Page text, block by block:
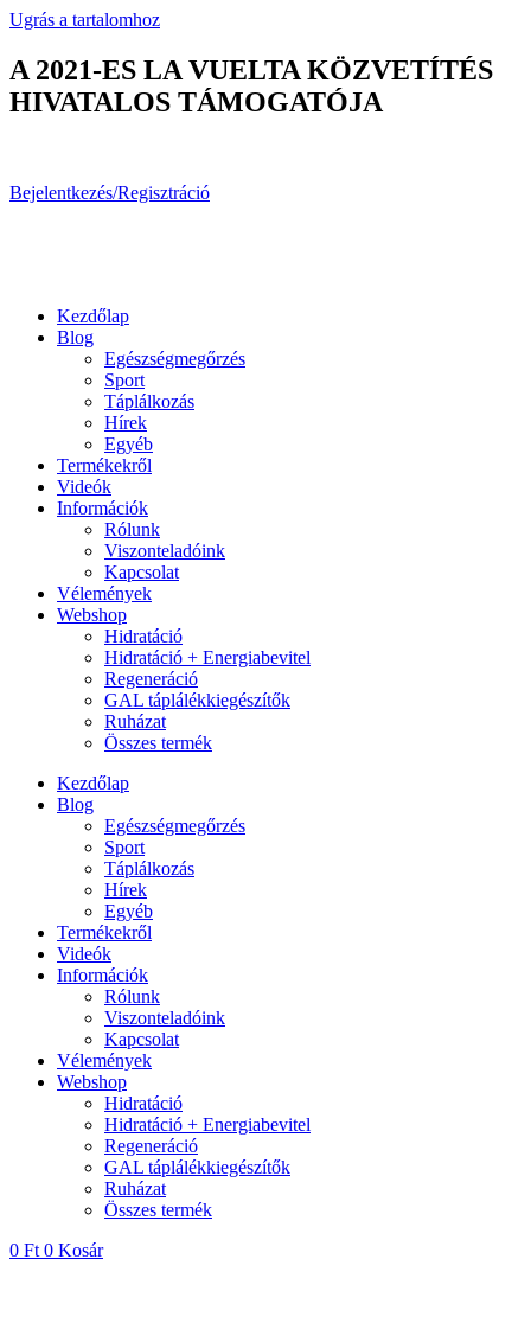
Ugrás a tartalomhoz
A 2021-ES LA VUELTA KÖZVETÍTÉS
HIVATALOS TÁMOGATÓJA
Bejelentkezés/Regisztráció
Kezdőlap
Blog
Egészségmegőrzés
Sport
Táplálkozás
Hírek
Egyéb
Termékekről
Videók
Információk
Rólunk
Viszonteladóink
Kapcsolat
Vélemények
Webshop
Hidratáció
Hidratáció + Energiabevitel
Regeneráció
GAL táplálékkiegészítők
Ruházat
Összes termék
Kezdőlap
Blog
Egészségmegőrzés
Sport
Táplálkozás
Hírek
Egyéb
Termékekről
Videók
Információk
Rólunk
Viszonteladóink
Kapcsolat
Vélemények
Webshop
Hidratáció
Hidratáció + Energiabevitel
Regeneráció
GAL táplálékkiegészítők
Ruházat
Összes termék
0 Ft 0 Kosár